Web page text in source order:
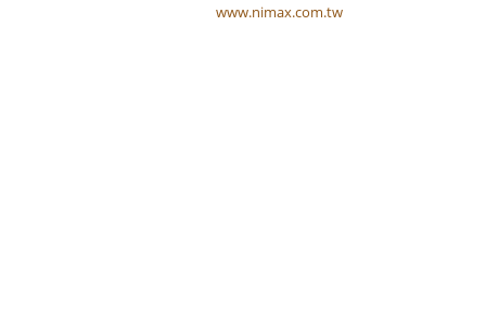
www.nimax.com.tw